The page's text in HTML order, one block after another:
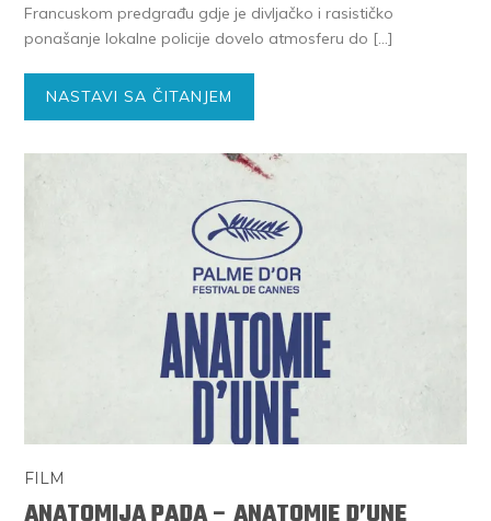
Francuskom predgrađu gdje je divljačko i rasističko
ponašanje lokalne policije dovelo atmosferu do […]
NASTAVI SA ČITANJEM
FILM